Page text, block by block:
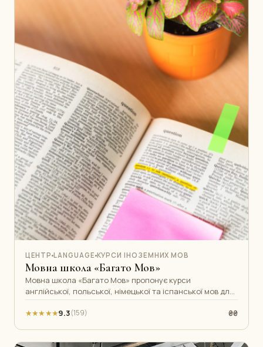
ЦЕНТР LANGUAGE КУРСИ ІНОЗЕМНИХ МОВ
Мовна школа «Багато Мов»
Мовна школа «Багато Мов» пропонує курси
англійської, польської, німецької та іспанської мов для
дорослих і дітей у Центрі Миколаєв
★★★★★9.3(159) ₴₴